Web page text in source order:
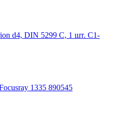
d4, DIN 5299 С, 1 шт. С1-